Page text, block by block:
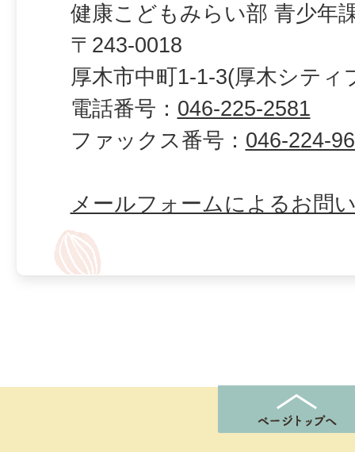
健康こどもみらい部 青少年
〒243-0018
厚木市中町1-1-3(厚木シティ
電話番号： 046-225-2581
ファックス番号： 046-224-
メールフォームによるお問